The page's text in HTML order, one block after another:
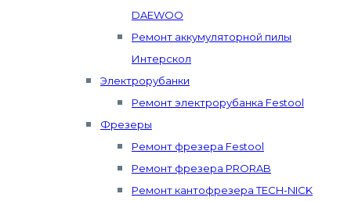
DAEWOO
Ремонт аккумуляторной пилы
Интерскол
Электрорубанки
Ремонт электрорубанка Festool
Фрезеры
Ремонт фрезера Festool
Ремонт фрезера PRORAB
Ремонт кантофрезера TECH-NICK